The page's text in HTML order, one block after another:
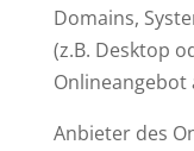
Domains,
(z.B. Desktop
Anbieter des